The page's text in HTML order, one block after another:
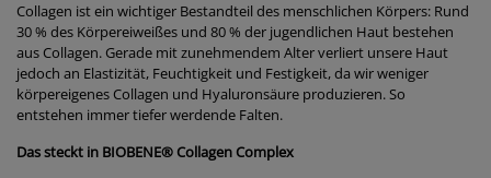
Collagen ist ein wichtiger Bestandteil des menschlichen Körpers: Rund
30 % des Körpereiweißes und 80 % der jugendlichen Haut bestehen
aus Collagen. Gerade mit zunehmendem Alter verliert unsere Haut
jedoch an Elastizität, Feuchtigkeit und Festigkeit, da wir weniger
körpereigenes Collagen und Hyaluronsäure produzieren. So
entstehen immer tiefer werdende Falten.
Das steckt in BIOBENE® Collagen Complex